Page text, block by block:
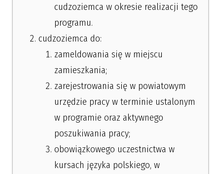
cudzoziemca w okresie realizacji tego
programu.
cudzoziemca do:
zameldowania się w miejscu
zamieszkania;
zarejestrowania się w powiatowym
urzędzie pracy w terminie ustalonym
w programie oraz aktywnego
poszukiwania pracy;
obowiązkowego uczestnictwa w
kursach języka polskiego, w